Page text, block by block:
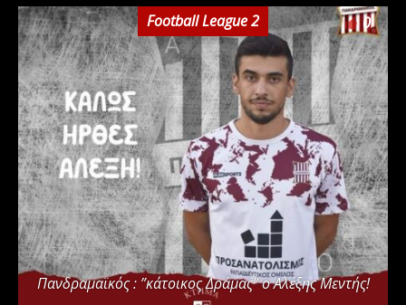
Football League 2 0
Πανδραμαϊκός : ”κάτοικος Δράμας” ο Αλέξης Μεντής!